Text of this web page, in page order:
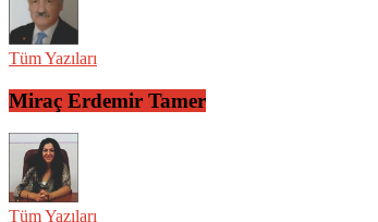
Tüm Yazıları
Miraç Erdemir Tamer
Tüm Yazıları